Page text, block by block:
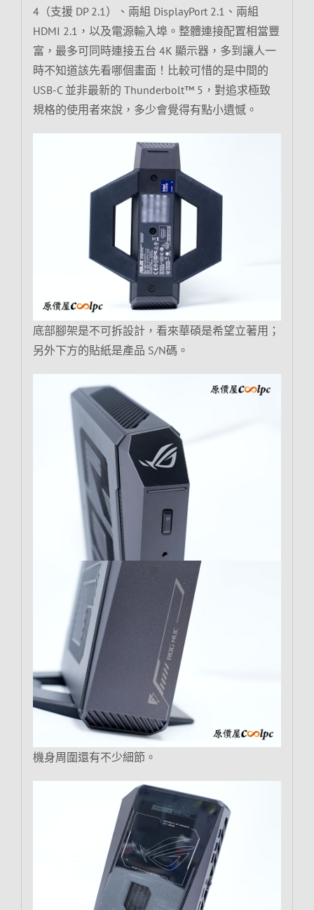
4（支援 DP 2.1）、兩組 DisplayPort 2.1、兩組
HDMI 2.1，以及電源輸入埠。整體連接配置相當豐
富，最多可同時連接五台 4K 顯示器，多到讓人一
時不知道該先看哪個畫面！比較可惜的是中間的
USB-C 並非最新的 Thunderbolt™ 5，對追求極致
規格的使用者來說，多少會覺得有點小遺憾。
底部腳架是不可拆設計，看來華碩是希望立著用；
另外下方的貼紙是產品 S/N碼。
機身周圍還有不少細節。